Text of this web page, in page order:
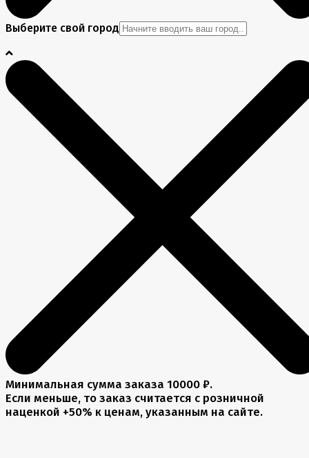
Выберите свой город
Минимальная сумма заказа 10000 ₽.
Если меньше, то заказ считается с розничной
наценкой +50% к ценам, указанным на сайте.